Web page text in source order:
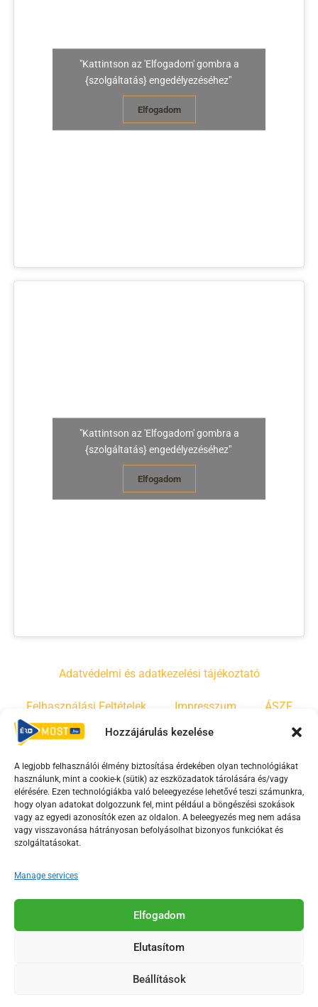
Hozzájárulás kezelése
A legjobb felhasználói élmény biztosítása érdekében olyan technológiákat
használunk, mint a cookie-k (sütik) az eszközadatok tárolására és/vagy
elérésére. Ezen technológiákba való beleegyezése lehetővé teszi számunkra,
hogy olyan adatokat dolgozzunk fel, mint például a böngészési szokások
vagy az egyedi azonosítók ezen az oldalon. A beleegyezés meg nem adása
vagy visszavonása hátrányosan befolyásolhat bizonyos funkciókat és
szolgáltatásokat.
Manage services
Elfogadom
Elutasítom
Beállítások
"Kattintson az 'Elfogadom' gombra a
{szolgáltatás} engedélyezéséhez"
Elfogadom
"Kattintson az 'Elfogadom' gombra a
{szolgáltatás} engedélyezéséhez"
Elfogadom
Adatvédelmi és adatkezelési tájékoztató
Felhasználási Feltételek Impresszum ÁSZF
Irányelvek Moderálási szabályzat
F
a
c
e
o
o
-
Y
o
u
t
b
e
s
T
i
k
Az Érd Média médiaszolgáltatási tevékenységét a
Médiatanács a Magyar Média Mecenatúra program
2018-2026. © Minden jog fenntartva, Érd Megyei Jogú Város